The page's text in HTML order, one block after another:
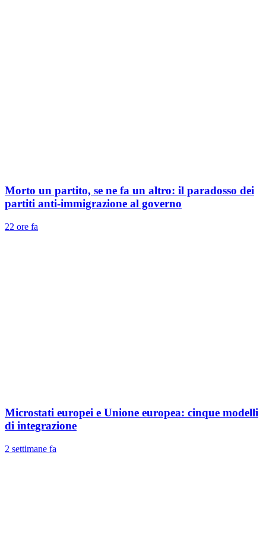
Morto un partito, se ne fa un altro: il paradosso dei
partiti anti-immigrazione al governo
22 ore fa
Microstati europei e Unione europea: cinque modelli
di integrazione
2 settimane fa